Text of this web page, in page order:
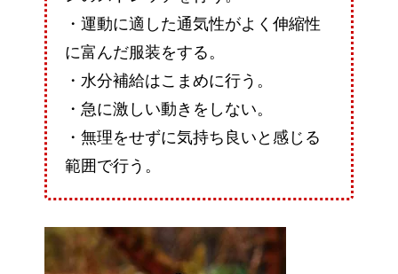
・運動に適した通気性がよく伸縮性
に富んだ服装をする。
・水分補給はこまめに行う。
・急に激しい動きをしない。
・無理をせずに気持ち良いと感じる
範囲で行う。